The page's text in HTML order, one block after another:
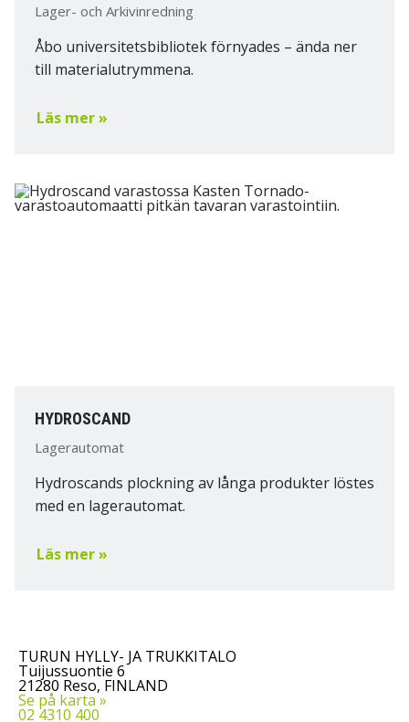
Lager- och Arkivinredning
Åbo universitetsbibliotek förnyades – ända ner
till materialutrymmena.
Läs mer »
HYDROSCAND
Lagerautomat
Hydroscands plockning av långa produkter löstes
med en lagerautomat.
Läs mer »
TURUN HYLLY- JA TRUKKITALO
Tuijussuontie 6
21280 Reso, FINLAND
Se på karta »
02 4310 400